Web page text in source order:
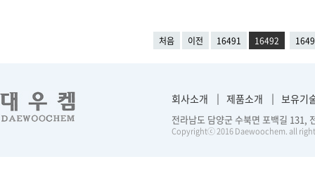
처음 이전 16491 16492
회사소개 제품소개 보유기
전라남도 담양군 수북면 포백길
Copyrightⓒ 2016 Daewoochem. all